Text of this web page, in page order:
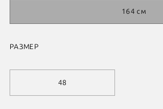
164 см
РАЗМЕР
48